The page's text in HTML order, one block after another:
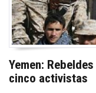
Yemen:
cinco activistas